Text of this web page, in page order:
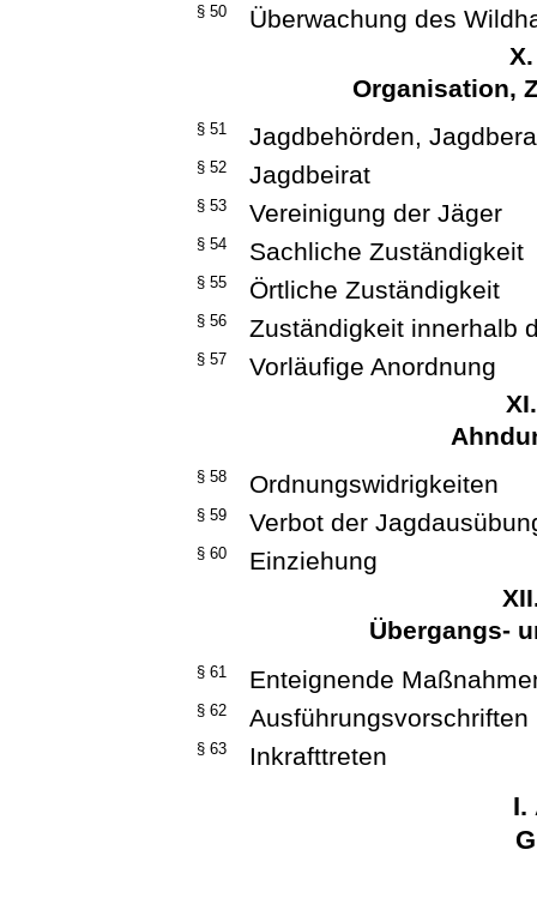
§ 50
Überwachung des
Organisation,
§ 51 Jagdbehörden,
§ 52 Jagdbeirat
§ 53 Vereinigung der Jäger
§ 54 Sachliche Zuständigkeit
§ 55 Örtliche Zuständigkeit
§ 56 Zuständigkeit innerhalb
§ 57
Vorläufige Anordnung
§ 58 Ordnungswidrigkeiten
§ 59 Verbot der
§ 60
Einziehung
Übergangs-
§ 61 Enteignende
§ 62 Ausführungsvorschriften
§ 63 Inkrafttreten
I.